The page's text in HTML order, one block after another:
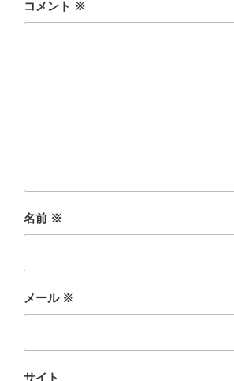
コメント ※
名前 ※
メール ※
サイト